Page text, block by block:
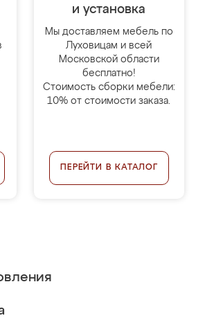
и установка
Мы доставляем мебель по
Луховицам и всей
Московской области
бесплатно!
Стоимость сборки мебели:
10% от стоимости заказа.
ПЕРЕЙТИ В КАТАЛОГ